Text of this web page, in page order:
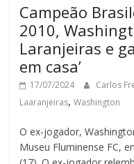
Campeão
2010,
Laranjeiras e
em casa’
17/07/2024 Carlos
Laaranjeiras,Washington
O ex-jogador,
Museu Fluminense FC,